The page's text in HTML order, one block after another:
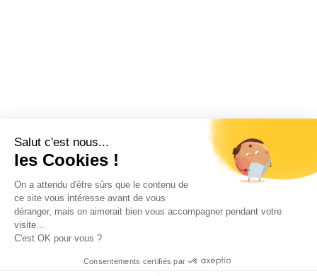
Salut c'est nous...
les Cookies !
On a attendu d'être sûrs que le contenu de
ce site vous intéresse avant de vous
déranger, mais on aimerait bien vous accompagner pendant votre
visite...
C'est OK pour vous ?
Consentements certifiés par